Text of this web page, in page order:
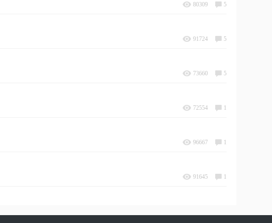
80309 5
91724 5
73660 5
72554 1
96667 1
91645 1